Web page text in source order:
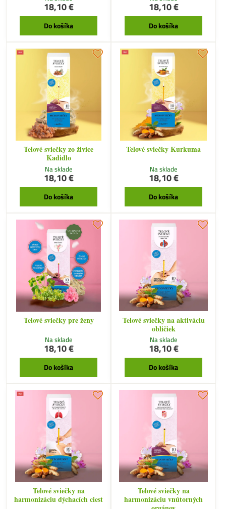
18,10 €
Do košíka
18,10 €
Do košíka
Telové sviečky zo živice
Kadidlo
Na sklade
18,10 €
Do košíka
Telové sviečky Kurkuma
Na sklade
18,10 €
Do košíka
Telové sviečky pre ženy
Na sklade
18,10 €
Do košíka
Telové sviečky na aktiváciu
obličiek
Na sklade
18,10 €
Do košíka
Telové sviečky na
harmonizáciu dýchacích ciest
Telové sviečky na
harmonizáciu vnútorných